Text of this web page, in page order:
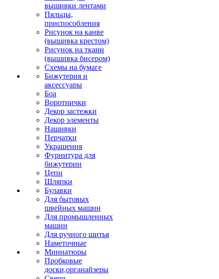
вышивки лентами
Пяльцы,
приспособления
Рисунок на канве
(вышивка крестом)
Рисунок на ткани
(вышивка бисером)
Схемы на бумаге
Бижутерия и
аксессуары
Боа
Воротнички
Декор застежки
Декор элементы
Нашивки
Перчатки
Украшения
Фурнитура для
бижутерии
Цепи
Шляпки
Булавки
Для бытовых
швейных машин
Для промышленных
машин
Для ручного шитья
Наметочные
Миниатюры
Пробковые
доски,органайзеры